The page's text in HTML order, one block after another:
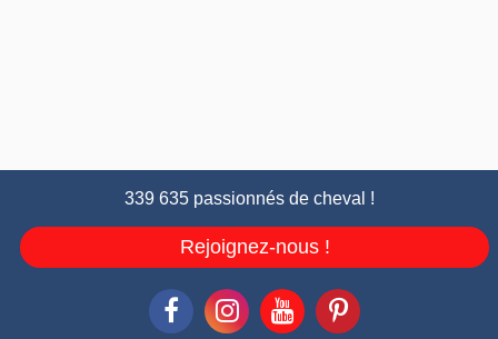
339 635 passionnés de cheval !
Rejoignez-nous !